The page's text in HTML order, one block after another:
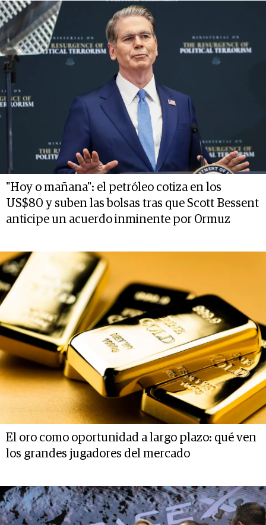
"Hoy o mañana": el petróleo cotiza en los
US$80 y suben las bolsas tras que Scott Bessent
anticipe un acuerdo inminente por Ormuz
El oro como oportunidad a largo plazo: qué ven
los grandes jugadores del mercado